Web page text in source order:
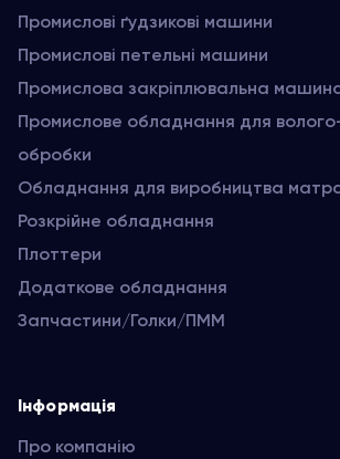
Промислові ґудзикові машини
Промислові петельні машини
Промислова закріплювальна
Промислове обладнання для
обробки
Обладнання для виробництва
Розкрійне обладнання
Плоттери
Додаткове обладнання
Запчастини/Голки/ПММ
Інформація
Про компанію